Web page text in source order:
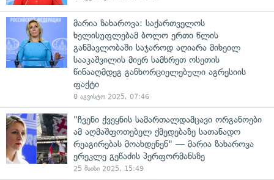
მარია ზახაროვა: საქართველოს
ხელისუფლებამ ბოლო ერთი წლის
განმავლობაში საჯაროდ აღიარა მიხეილ
სააკაშვილის მიერ სამხრეთ ოსეთის
წინააღმდეგ განხორციელებული აგრესიის
ფაქტი
8 აგვისტო 2025, 07:46
"ჩვენი ქვეყნის სამართალდამცავი ორგანოები
ამ აღმაშფოთებელ ქმედებაზე სათანადო
რეაგირებას მოახდენენ" — მარია ზახაროვა
ერეკლე გეწაძის პერფორმანსზე
25 მაისი 2025, 15:49